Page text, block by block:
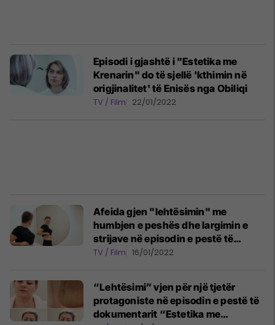
Episodi i gjashtë i "Estetika me
Krenarin" do të sjellë 'kthimin në
origjinalitet' të Enisës nga Obiliqi
TV / Film 22/01/2022
Afeida gjen "lehtësimin" me
humbjen e peshës dhe largimin e
strijave në episodin e pestë të
"Estetika me Krenarin"
TV / Film 16/01/2022
“Lehtësimi” vjen për një tjetër
protagoniste në episodin e pestë të
dokumentarit “Estetika me